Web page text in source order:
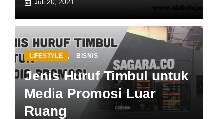
Juli 20, 2021
LIFESTYLE , BISNIS
Jenis Huruf Timbul untuk
Media Promosi Luar
Ruang